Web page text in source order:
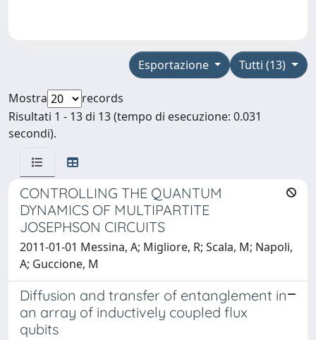
Tutti (13)
Esportazione
Mostra
records
Risultati 1 - 13 di 13 (tempo di esecuzione: 0.031
secondi).
CONTROLLING THE QUANTUM
DYNAMICS OF MULTIPARTITE
JOSEPHSON CIRCUITS
2011-01-01 Messina, A; Migliore, R; Scala, M; Napoli,
A; Guccione, M
Diffusion and transfer of entanglement in
an array of inductively coupled flux
qubits